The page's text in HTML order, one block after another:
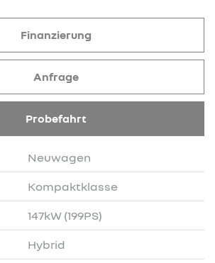
Neuwagen
Kompaktklasse
147kW (199PS)
Hybrid
Finanzierung
Anfrage
Probefahrt